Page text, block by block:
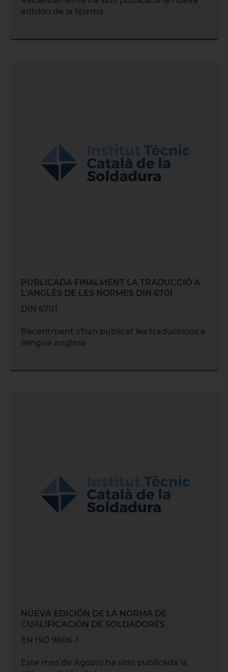
edición de la Norma
PUBLICADA FINALMENT LA TRADUCCIÓ A
L'ANGLÈS DE LES NORMES DIN 6701
DIN 6701
Recentment s'han publicat les traduccions a
llengua anglesa
NUEVA EDICIÓN DE LA NORMA DE
CUALIFICACIÓN DE SOLDADORES
EN ISO 9606-1
Este mes de Agosto ha sido publicada la